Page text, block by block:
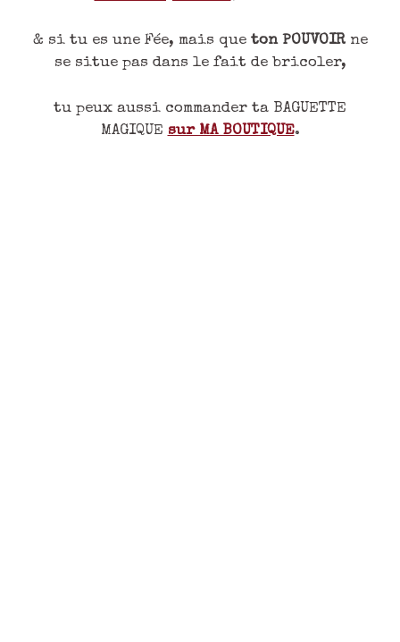
& si tu es une Fée, mais que ton POUVOIRne
se situe pas dans le fait de bricoler,
tu peux aussi commander ta BAGUETTE
MAGIQUE sur MA BOUTIQUE.